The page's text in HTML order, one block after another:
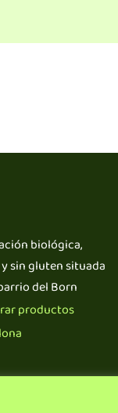
biológica,
sin gluten situada
del Born
productos